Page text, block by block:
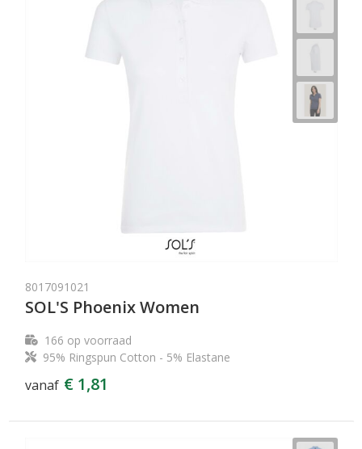
8017091021
SOL'S Phoenix Women
166 op voorraad
95% Ringspun Cotton - 5% Elastane
vanaf € 1,81